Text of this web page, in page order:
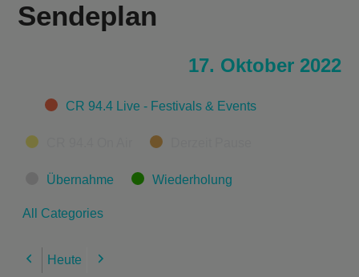
Sendeplan
17. Oktober 2022
CategoriesCR 94.4 Live - Festivals & Events
Übernahme Wiederholung
All Categories
Previous
Heute Next